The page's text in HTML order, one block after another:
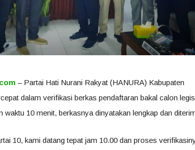
– Partai Hati Nurani Rakyat (HANURA) Kabupaten
dalam verifikasi berkas pendaftaran bakal calon
10 menit, berkasnya dinyatakan lengkap dan
10, kami datang tepat jam 10.00 dan proses